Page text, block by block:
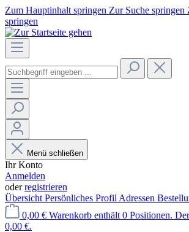
Zum Hauptinhalt springen Zur Suche springen
springen
Menü schließen
Ihr Konto
Anmelden
oderregistrieren
Übersicht Persönliches Profil Adressen
0,00 € Warenkorb enthält 0 Positionen.
0,00 €.